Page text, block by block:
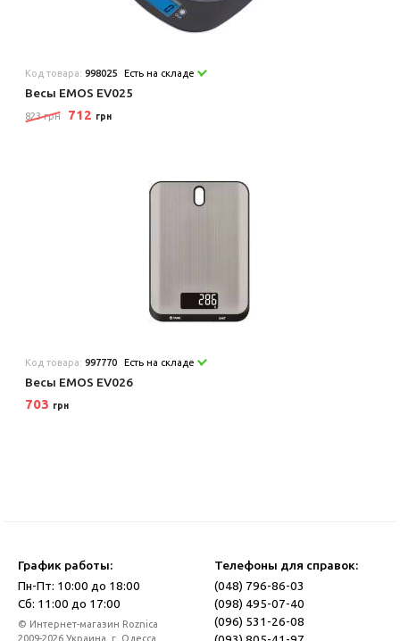
Код товара:998025 Есть на складе
Весы EMOS EV025
823 грн 712 грн
Код товара:997770 Есть на складе
Весы EMOS EV026
703 грн
График работы:
Пн-Пт: 10:00 до 18:00
Сб: 11:00 до 17:00
© Интернет-магазин Roznica
2009-2026 Украина, г. Одесса
Телефоны для справок:
(048) 796-86-03
(098) 495-07-40
(096) 531-26-08